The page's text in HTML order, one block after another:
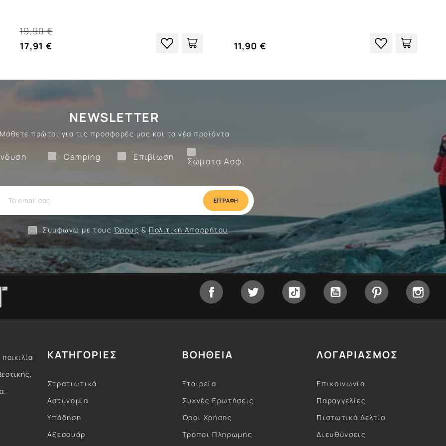
17,91 €
19,90 €
11,90 €
NEWSLETTER
Μάθετε πρώτοι για τις προσφορές μας και τα νέα προϊόντα
Σώματα Ασφ.
Επιβίωση
Επιβίωση
Camping
Camping
Ένδυση
Συμφωνώ με τους Όρους & Πολιτική Απορρήτου
Facebook Twitter Tiktok YouTube Pinterest
ΚΑΤΗΓΟΡΙΕΣ
Στρατιωτικά
Αστυνομία
Υπόδηση
Αξεσουάρ
ΒΟΗΘΕΙΑ
Εταιρεία
Συχνές Ερωτήσεις
Όροι Χρήσης
Τρόποι Πληρωμής
ΛΟΓΑΡΙΑΣΜΟΣ
Επικοινωνία
Παραγγελίες
Πιστωτικά Δελτία
Διευθύνσεις